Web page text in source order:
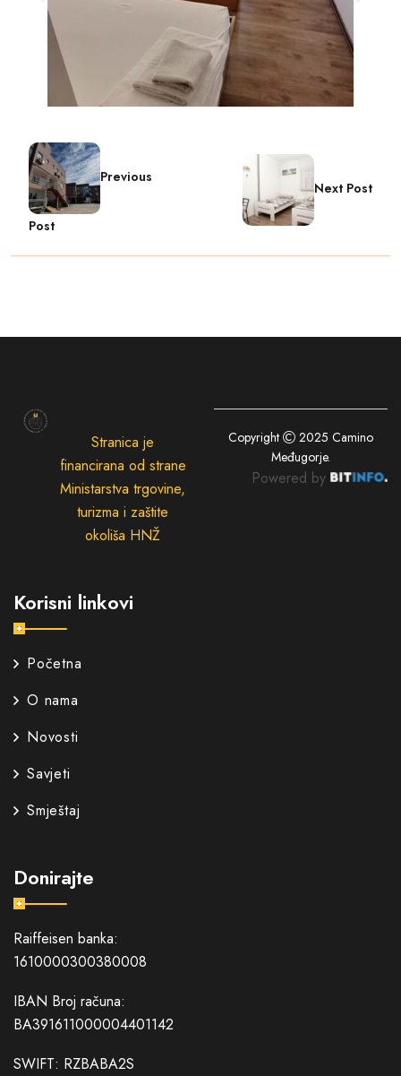
Previous
Post
Next Post
Stranica je
financirana od strane
Ministarstva trgovine,
turizma i zaštite
okoliša HNŽ
Korisni linkovi
Početna
O nama
Novosti
Savjeti
Smještaj
Donirajte
Raiffeisen banka:
1610000300380008
IBAN Broj računa:
BA391611000004401142
SWIFT: RZBABA2S
Copyright 2025 Camino
Međugorje.
Powered by